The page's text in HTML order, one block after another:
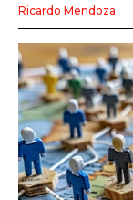
Ricardo Mendoza